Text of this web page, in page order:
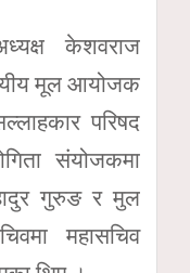
केशवराज
मूल आयोजक
परिषद
संयोजकमा
गुरुङ र मुल
महासचिव